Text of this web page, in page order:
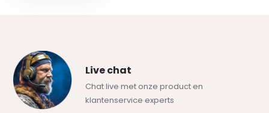
Live chat
Chat live met onze product en
klantenservice experts